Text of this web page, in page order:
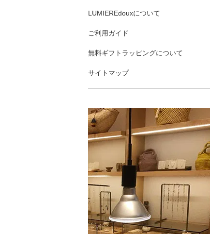
LUMIEREdouxについて
ご利用ガイド
無料ギフトラッピングについて
サイトマップ